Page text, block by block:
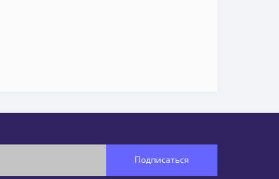
Подписаться